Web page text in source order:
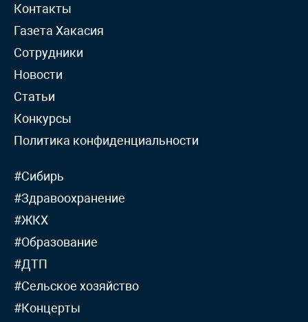
Контакты
Газета Хакасия
Сотрудники
Новости
Статьи
Конкурсы
Политика конфиденциальности
#Сибирь
#Здравоохранение
#ЖКХ
#Образование
#ДТП
#Сельское хозяйство
#Концерты